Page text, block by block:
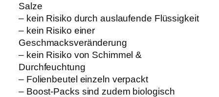
6
6
g
Salze
– kein Risiko durch auslaufende Flüssigkeit
– kein Risiko einer
Geschmacksveränderung
– kein Risiko von Schimmel &
Durchfeuchtung
– Folienbeutel einzeln verpackt
– Boost-Packs sind zudem biologisch